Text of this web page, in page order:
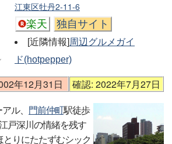
江東区牡丹2-11-6
楽天
独自サイト
[近隣情報] 周辺グルメガイ
ド(hotpepper)
年12月31日 確認: 2022年7月27日
ル、 門前仲町駅徒歩
戸深川の情緒を残す
とりにたたずむシック